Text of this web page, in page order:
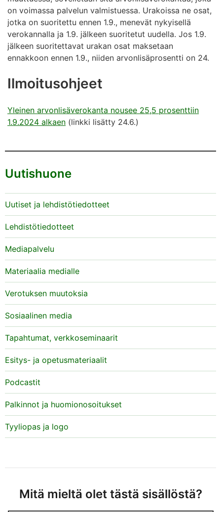
on voimassa palvelun valmistuessa. Urakoissa ne osat,
jotka on suoritettu ennen 1.9., menevät nykyisellä
verokannalla ja 1.9. jälkeen suoritetut uudella. Jos 1.9.
jälkeen suoritettavat urakan osat maksetaan
ennakkoon ennen 1.9., niiden arvonlisäprosentti on 24.
Ilmoitusohjeet
Yleinen arvonlisäverokanta nousee 25,5 prosenttiin
1.9.2024 alkaen (linkki lisätty 24.6.)
Uutishuone
Uutiset ja lehdistötiedotteet
Lehdistötiedotteet
Mediapalvelu
Materiaalia medialle
Verotuksen muutoksia
Sosiaalinen media
Tapahtumat, verkkoseminaarit
Esitys- ja opetusmateriaalit
Podcastit
Palkinnot ja huomionosoitukset
Tyyliopas ja logo
Mitä mieltä olet tästä sisällöstä?